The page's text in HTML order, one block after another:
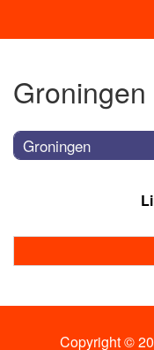
Groningen
Groningen
Copyright ©